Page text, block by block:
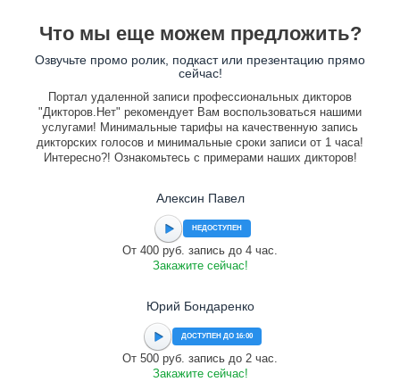
Что мы еще можем предложить?
Озвучьте промо ролик, подкаст или презентацию прямо
сейчас!
Портал удаленной записи профессиональных дикторов
"Дикторов.Нет" рекомендует Вам воспользоваться нашими
услугами! Минимальные тарифы на качественную запись
дикторских голосов и минимальные сроки записи от 1 часа!
Интересно?! Ознакомьтесь с примерами наших дикторов!
Алексин Павел
НЕДОСТУПЕН
От 400 руб. запись до 4 час.
Закажите сейчас!
Юрий Бондаренко
ДОСТУПЕН ДО 16:00
От 500 руб. запись до 2 час.
Закажите сейчас!